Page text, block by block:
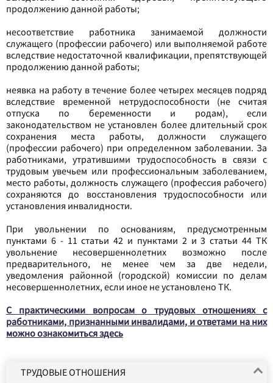
продолжению данной работы;
несоответствие работника занимаемой должности
служащего (профессии рабочего) или выполняемой работе
вследствие недостаточной квалификации, препятствующей
продолжению данной работы;
неявка на работу в течение более четырех месяцев подряд
вследствие временной нетрудоспособности (не считая
отпуска по беременности и родам), если
законодательством не установлен более длительный срок
сохранения места работы, должности служащего
(профессии рабочего) при определенном заболевании. За
работниками, утратившими трудоспособность в связи с
трудовым увечьем или профессиональным заболеванием,
место работы, должность служащего (профессия рабочего)
сохраняются до восстановления трудоспособности или
установления инвалидности.
При увольнении по основаниям, предусмотренным
пунктами 6 - 11 статьи 42 и пунктами 2 и 3 статьи 44 ТК
увольнение несовершеннолетних возможно после
предварительного, не менее чем за две недели,
уведомления районной (городской) комиссии по делам
несовершеннолетних, если иное не установлено ТК.
С практическими вопросам о трудовых отношениях с
работниками, признанными инвалидами, и ответами на них
можно ознакомиться здесь
ТРУДОВЫЕ ОТНОШЕНИЯ